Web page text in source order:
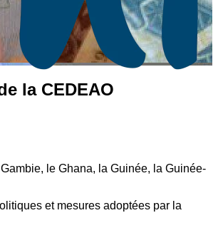
la CEDEAO
le Ghana, la Guinée, la Guinée-
et mesures adoptées par la